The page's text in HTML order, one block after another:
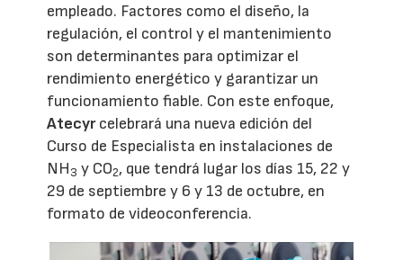
empleado. Factores como el diseño, la
regulación, el control y el mantenimiento
son determinantes para optimizar el
rendimiento energético y garantizar un
funcionamiento fiable. Con este enfoque,
Atecyrcelebrará una nueva edición del
Curso de Especialista en instalaciones de
NH3 y CO2, que tendrá lugar los días 15, 22 y
29 de septiembre y 6 y 13 de octubre, en
formato de videoconferencia.